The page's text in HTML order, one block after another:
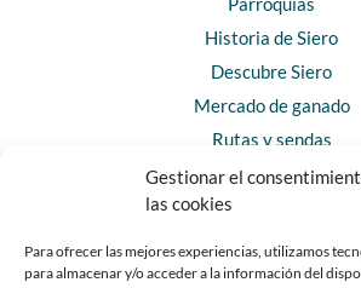
Gestionar el
las cookies
Para ofrecer las mejores experiencias, utilizamos
para almacenar y/o acceder a la información del
Historia de Siero
Descubre Siero
Mercado de ganado
Rutas y sendas
Horarios y contacto
Teléfonos de interés